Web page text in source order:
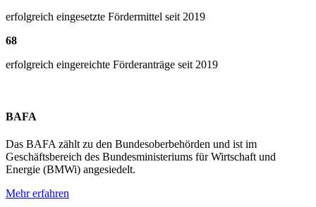
erfolgreich eingesetzte Fördermittel seit 2019
68
erfolgreich eingereichte Förderanträge seit 2019
BAFA
Das BAFA zählt zu den Bundesoberbehörden und ist im
Geschäftsbereich des Bundesministeriums für Wirtschaft und
Energie (BMWi) angesiedelt.
Mehr erfahren